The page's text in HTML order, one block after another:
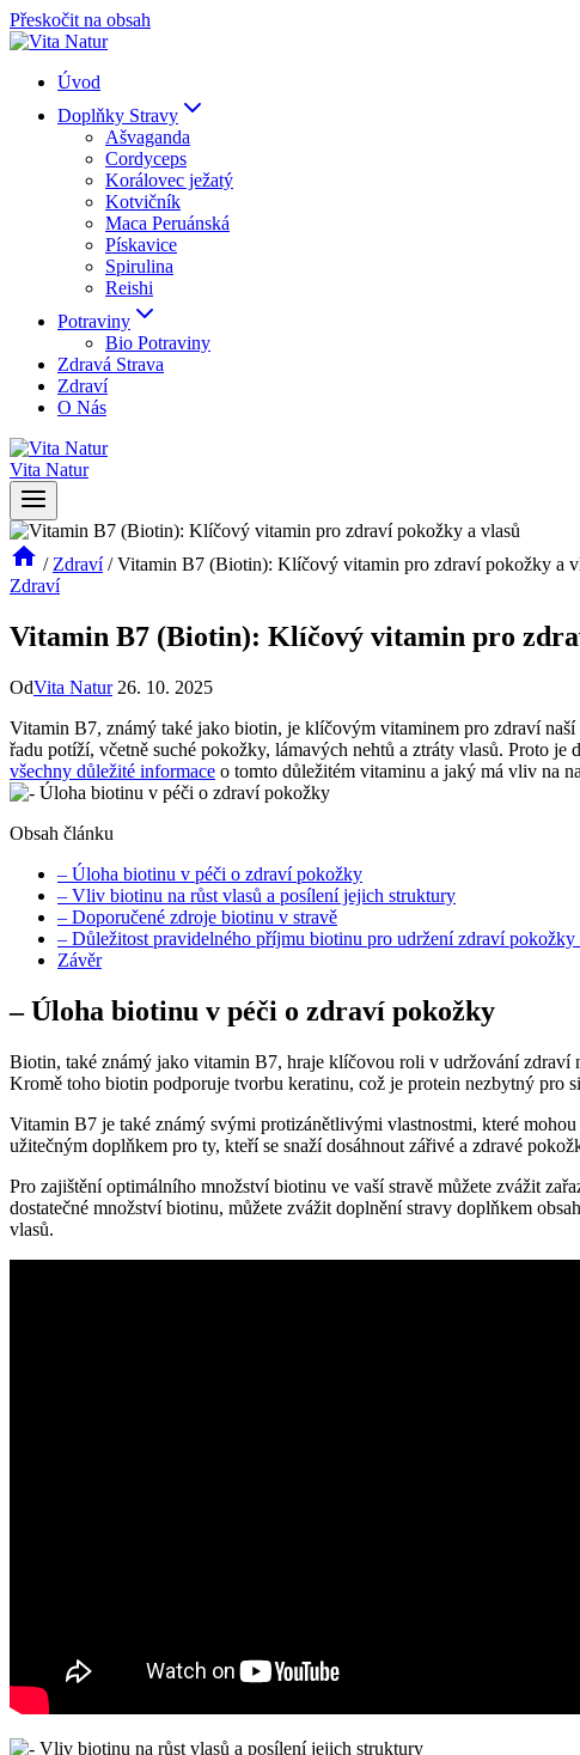
Přeskočit na obsah
Úvod
Doplňky Stravy
Ašvaganda
Cordyceps
Korálovec ježatý
Kotvičník
Maca Peruánská
Pískavice
Spirulina
Reishi
Potraviny
Bio Potraviny
Zdravá Strava
Zdraví
O Nás
Vita Natur
/ Zdraví / Vitamin B7 (Biotin): Klíčový vitamin pro zdraví pokožky a
Zdraví
Vitamin B7 (Biotin): Klíčový vitamin pro
OdVita Natur 26. 10. 2025
Vitamin B7, známý také jako biotin, je klíčovým vitaminem pro zdraví
řadu potíží, včetně suché pokožky, lámavých nehtů a ztráty vlasů. Proto
všechny důležité informace o tomto důležitém vitaminu a jaký má vliv na
Obsah článku
– Úloha biotinu v péči o zdraví pokožky
– Vliv biotinu na růst vlasů a posílení jejich struktury
– Doporučené zdroje biotinu v stravě
– Důležitost pravidelného příjmu biotinu pro udržení zdraví pokožky
Závěr
– Úloha biotinu v péči o zdraví pokožky
Biotin, také známý jako vitamin B7, hraje klíčovou roli v udržování zdraví
Kromě toho biotin podporuje tvorbu keratinu, což je protein nezbytný pro
Vitamin B7 je také známý svými protizánětlivými vlastnostmi, které
užitečným doplňkem pro ty, kteří se snaží dosáhnout zářivé a zdravé
Pro zajištění optimálního množství biotinu ve vaší stravě můžete zvážit
dostatečné množství biotinu, můžete zvážit doplnění stravy doplňkem
vlasů.